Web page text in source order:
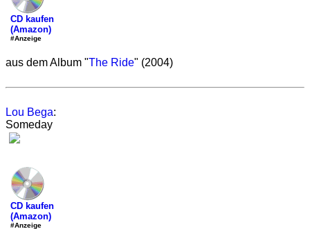
CD kaufen
(Amazon)
#Anzeige
aus dem Album "The Ride" (2004)
Lou Bega:
Someday
CD kaufen
(Amazon)
#Anzeige